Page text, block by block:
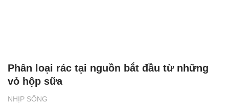
NHỊP SỐNG
Phân loại rác tại nguồn bắt đầu từ những
vỏ hộp sữa